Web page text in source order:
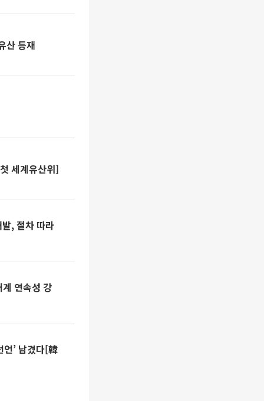
산 등재
세계유산위]
, 절차 따라
연속성 강
언’ 남겼다[韓